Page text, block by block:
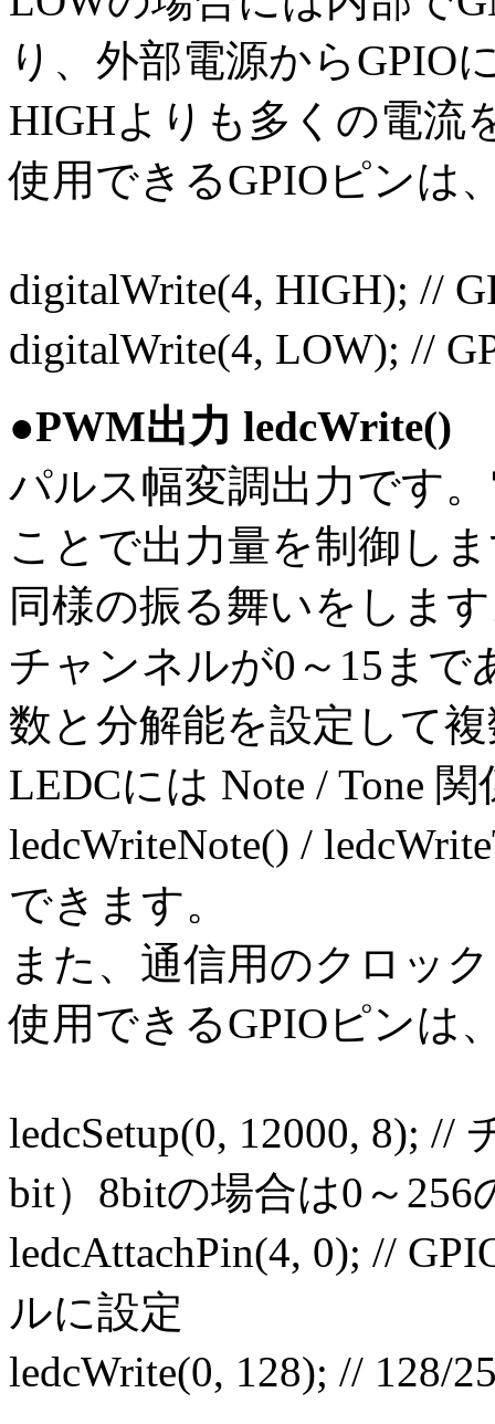
り、外部電源からGPIO
HIGHよりも多くの電流
使用できるGPIOピンは
digitalWrite(4, HIGH); //
digitalWrite(4, LOW); //
●PWM出力 ledcWrite()
パルス幅変調出力です
ことで出力量を制御し
同様の振る舞いをしま
チャンネルが0～15ま
数と分解能を設定して
LEDCには Note / Tone
ledcWriteNote() /
できます。
また、通信用のクロッ
使用できるGPIOピンは
ledcSetup(0, 12000, 8); //
bit）8bitの場合は0～
ledcAttachPin(4, 0); //
ルに設定
ledcWrite(0, 128); // 128/